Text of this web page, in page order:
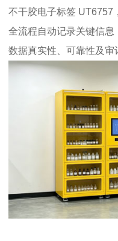
不干胶电子标签 UT6757
全流程自动记录关键信
数据真实性、可靠性及审